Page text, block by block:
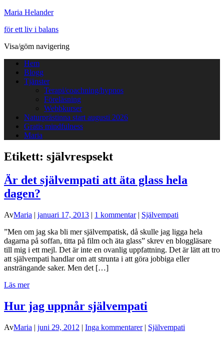
Maria Helander
för ett liv i balans
Visa/göm navigering
Hem
Blogg
Tjänster
Terapi/coachning/hypnos
Föreläsning
Webbkurser
Naturprästinna start augusti 2026
Gratis mindfulness
Maria
Etikett: självrespsekt
Är det självempati att äta glass hela
dagen?
AvMaria | januari 17, 2013 | 1 kommentar| Självempati
”Men om jag ska bli mer självempatisk, då skulle jag ligga hela
dagarna på soffan, titta på film och äta glass” skrev en bloggläsare
till mig i ett mejl. Det är inte en ovanlig uppfattning. Det är lätt att tro
att självempati handlar om att strunta i att göra jobbiga eller
ansträngande saker. Men det […]
Läs mer
Hur jag uppnår självempati
AvMaria | juni 29, 2012 | Inga kommentarer| Självempati